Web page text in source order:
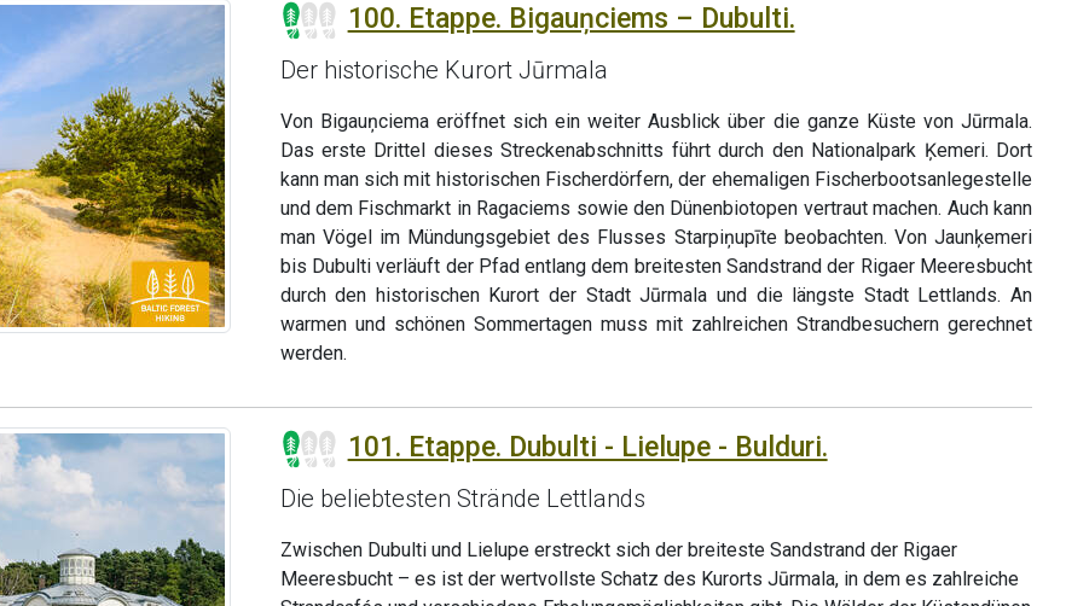
100. Etappe. Bigauņciems – Dubulti.
Der historische Kurort Jūrmala
Von Bigauņciema eröffnet sich ein weiter Ausblick über die ganze Küste von Jūrmala.
Das erste Drittel dieses Streckenabschnitts führt durch den Nationalpark Ķemeri. Dort
kann man sich mit historischen Fischerdörfern, der ehemaligen Fischerbootsanlegestelle
und dem Fischmarkt in Ragaciems sowie den Dünenbiotopen vertraut machen. Auch kann
man Vögel im Mündungsgebiet des Flusses Starpiņupīte beobachten. Von Jaunķemeri
bis Dubulti verläuft der Pfad entlang dem breitesten Sandstrand der Rigaer Meeresbucht
durch den historischen Kurort der Stadt Jūrmala und die längste Stadt Lettlands. An
warmen und schönen Sommertagen muss mit zahlreichen Strandbesuchern gerechnet
werden.
101. Etappe. Dubulti - Lielupe - Bulduri.
Die beliebtesten Strände Lettlands
Zwischen Dubulti und Lielupe erstreckt sich der breiteste Sandstrand der Rigaer
Meeresbucht – es ist der wertvollste Schatz des Kurorts Jūrmala, in dem es zahlreiche